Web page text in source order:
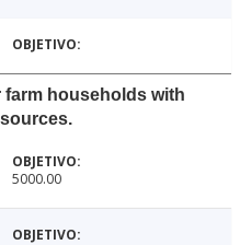
farm households with
5000.00